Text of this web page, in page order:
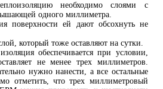
необходимо слоями с
одного миллиметра.
поверхности ей дают обсохнуть не
который тоже оставляют на сутки.
обеспечивается при условии,
не менее трех миллиметров.
нужно нанести, а все остальные
отметить, что трех миллиметровый